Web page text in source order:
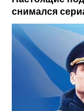
снимался